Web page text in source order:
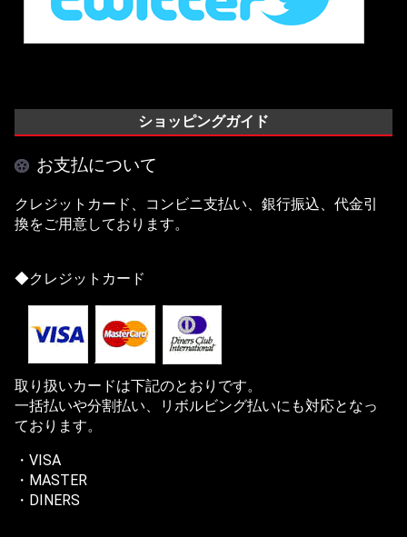
ショッピングガイド
お支払について
クレジットカード、コンビニ支払い、銀行振込、代金引
換をご用意しております。
◆クレジットカード
取り扱いカードは下記のとおりです。
一括払いや分割払い、リボルビング払いにも対応となっ
ております。
・VISA
・MASTER
・DINERS